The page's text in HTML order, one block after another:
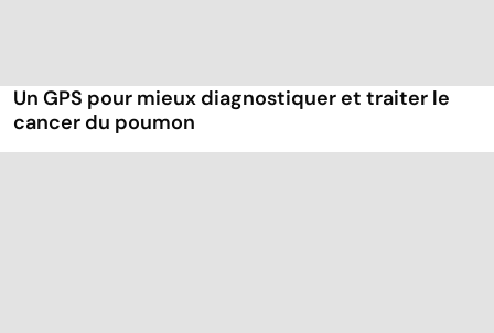
Un GPS pour mieux diagnostiquer et traiter le
cancer du poumon